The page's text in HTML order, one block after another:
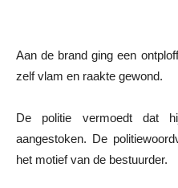
Aan de brand ging een
zelf vlam en raakte gewond.
De politie vermoedt dat
aangestoken. De
het motief van de bestuurder.